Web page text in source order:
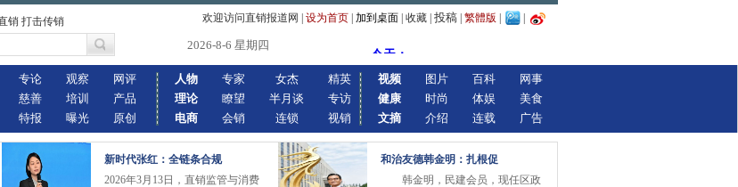
销 打击传销 欢迎访问直销报道网 设为首页 加到桌面 收藏 投稿 繁體版
2026-8-6 星期四
专论
慈善
特报
观察
培训
曝光
网评
产品
原创
人物
理论
电商
专家
瞭望
会销
女杰
半月谈
连锁
精英
专访
视销
视频
健康
文摘
图片
时尚
介绍
百科
体娱
连载
网事
美食
广告
新时代张红：全链条合规
2026年3月13日，直销监管与消费
和治友德韩金明：扎根促
韩金明，民建会员，现任区政